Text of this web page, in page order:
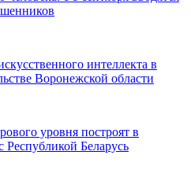
интеллекта в
Воронежской области
уровня построят в
Республикой Беларусь